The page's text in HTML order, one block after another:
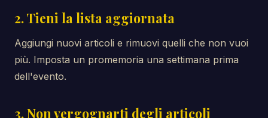
2. Tieni la lista aggiornata
Aggiungi nuovi articoli e rimuovi quelli che non vuoi
più. Imposta un promemoria una settimana prima
dell'evento.
3. Non vergognarti degli articoli